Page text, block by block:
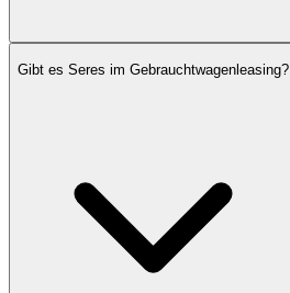
Gibt es Seres im Gebrauchtwagenleasing?